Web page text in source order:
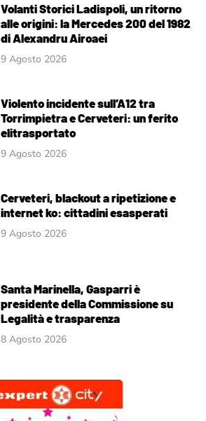
Volanti Storici Ladispoli, un ritorno
alle origini: la Mercedes 200 del 1982
di Alexandru Airoaei
9 Agosto 2026
Violento incidente sull’A12 tra
Torrimpietra e Cerveteri: un ferito
elitrasportato
9 Agosto 2026
Cerveteri, blackout a ripetizione e
internet ko: cittadini esasperati
9 Agosto 2026
Santa Marinella, Gasparri è
presidente della Commissione su
Legalità e trasparenza
8 Agosto 2026